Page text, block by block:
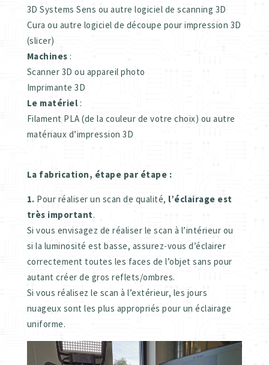
3D Systems Sens ou autre logiciel de scanning 3D
Cura ou autre logiciel de découpe pour impression 3D
(slicer)
Machines :
Scanner 3D ou appareil photo
Imprimante 3D
Le matériel :
Filament PLA (de la couleur de votre choix) ou autre
matériaux d’impression 3D
La fabrication, étape par étape :
1. Pour réaliser un scan de qualité, l’éclairage est
très important.
Si vous envisagez de réaliser le scan à l’intérieur ou
si la luminosité est basse, assurez-vous d’éclairer
correctement toutes les faces de l’objet sans pour
autant créer de gros reflets/ombres.
Si vous réalisez le scan à l’extérieur, les jours
nuageux sont les plus appropriés pour un éclairage
uniforme.